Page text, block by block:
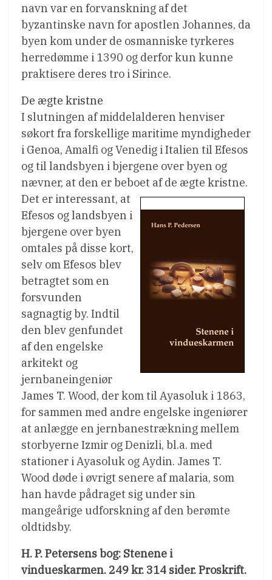
navn var en forvanskning af det
byzantinske navn for apostlen Johannes, da
byen kom under de osmanniske tyrkeres
herredømme i 1390 og derfor kun kunne
praktisere deres tro i Sirince.
De ægte kristne
I slutningen af middelalderen henviser
søkort fra forskellige maritime myndigheder
i Genoa, Amalfi og Venedig i Italien til Efesos
og til landsbyen i bjergene over byen og
nævner, at den er beboet af de ægte kristne.
Det er interessant, at
Efesos og landsbyen i
bjergene over byen
omtales på disse kort,
selv om Efesos blev
betragtet som en
forsvunden
sagnagtig by. Indtil
den blev genfundet
af den engelske
arkitekt og
jernbaneingeniør
James T. Wood, der kom til Ayasoluk i 1863,
for sammen med andre engelske ingeniører
at anlægge en jernbanestrækning mellem
storbyerne Izmir og Denizli, bl.a. med
stationer i Ayasoluk og Aydin. James T.
Wood døde i øvrigt senere af malaria, som
han havde pådraget sig under sin
mangeårige udforskning af den berømte
oldtidsby.
H. P. Petersens bog: Stenene i
vindueskarmen. 249 kr. 314 sider. Proskrift.